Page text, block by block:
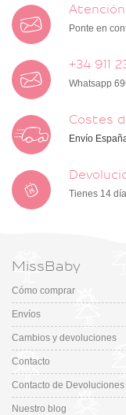
Ponte en
+34 911
Whatsapp
Costes
Envío
Tienes 14
MissBaby
Cómo comprar
Envíos
Cambios y devoluciones
Contacto
Contacto de Devoluciones
Nuestro blog